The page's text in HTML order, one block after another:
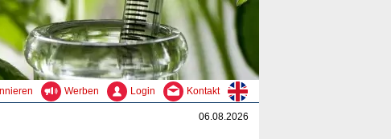
Werben Login Kontakt
06.08.2026